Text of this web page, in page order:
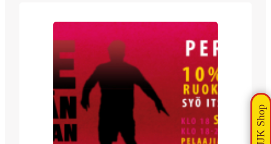
pelastuskampanjaan, sillä 10% koko viikon
myynnistä lahjoitetaan JJK:n Emme anna
sen…